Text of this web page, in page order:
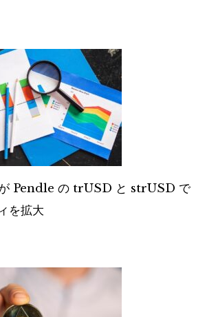
Pendle の trUSD と strUSD で
を拡大